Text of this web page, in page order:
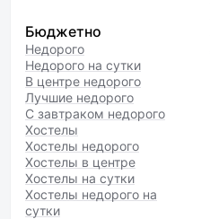
Бюджетно
Недорого
Недорого на сутки
В центре недорого
Лучшие недорого
С завтраком недорого
Хостелы
Хостелы недорого
Хостелы в центре
Хостелы на сутки
Хостелы недорого на
сутки